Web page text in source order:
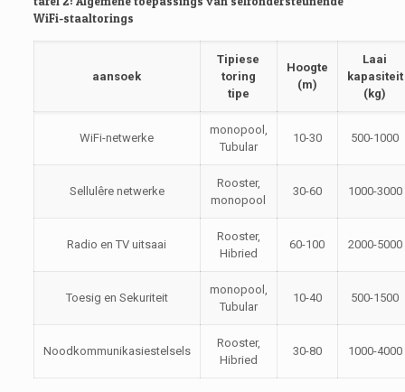
WiFi-staaltorings
aansoek
Tipiese
toring
tipe
Hoogte
(m)
Laai
kapasiteit
(kg)
WiFi-netwerke
monopool,
Tubular
10-30 500-1000
Sellulêre netwerke
Rooster,
monopool
30-60 1000-3000
Radio en TV uitsaai
Rooster,
Hibried
60-100 2000-5000
Toesig en Sekuriteit
monopool,
Tubular
10-40 500-1500
Noodkommunikasiestelsels
Rooster,
Hibried
30-80 1000-4000